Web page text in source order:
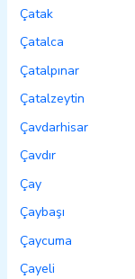
Çatak
Çatalca
Çatalpınar
Çatalzeytin
Çavdarhisar
Çavdır
Çay
Çaybaşı
Çaycuma
Çayeli